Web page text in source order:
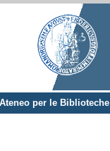
per le Biblioteche